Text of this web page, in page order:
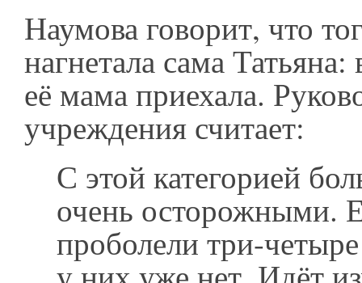
Наумова говорит, что
нагнетала сама
её мама приехала.
учреждения считает:
С этой категорией
очень осторожными.
проболели три-